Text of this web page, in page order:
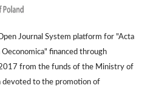
Journal System platform for "Acta
financed through
from the funds of the Ministry of
devoted to the promotion of